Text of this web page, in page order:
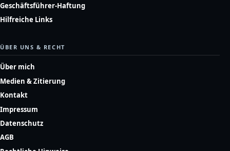
Geschäftsführer-Haftung
Hilfreiche Links
ÜBER UNS & RECHT
Über mich
Medien & Zitierung
Kontakt
Impressum
Datenschutz
AGB